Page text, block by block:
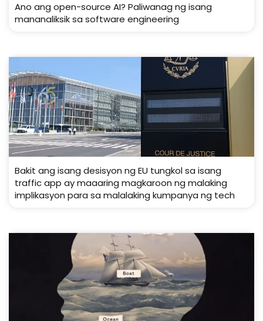
Ano ang open-source AI? Paliwanag ng isang
mananaliksik sa software engineering
Bakit ang isang desisyon ng EU tungkol sa isang
traffic app ay maaaring magkaroon ng malaking
implikasyon para sa malalaking kumpanya ng tech